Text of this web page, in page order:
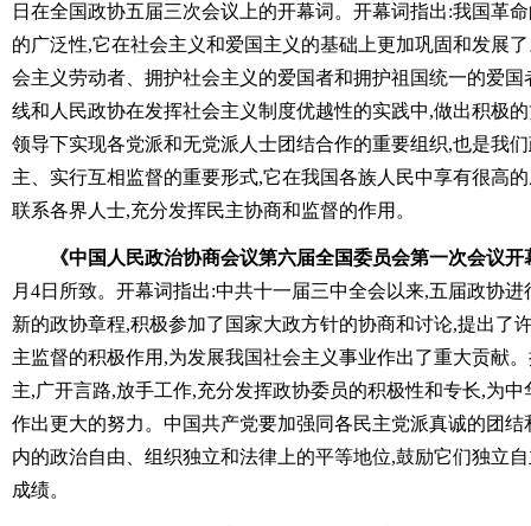
日在全国政协五届三次会议上的开幕词。开幕词指出:我国革
的广泛性,它在社会主义和爱国主义的基础上更加巩固和发展
会主义劳动者、拥护社会主义的爱国者和拥护祖国统一的爱
线和人民政协在发挥社会主义制度优越性的实践中,做出积极
领导下实现各党派和无党派人士团结合作的重要组织,也是我
主、实行互相监督的重要形式,它在我国各族人民中享有很高
联系各界人士,充分发挥民主协商和监督的作用。
《中国人民政治协商会议第六届全国委员会第一次会议开
月4日所致。开幕词指出:中共十一届三中全会以来,五届政协
新的政协章程,积极参加了国家大政方针的协商和讨论,提出了
主监督的积极作用,为发展我国社会主义事业作出了重大贡献
主,广开言路,放手工作,充分发挥政协委员的积极性和专长,为
作出更大的努力。中国共产党要加强同各民主党派真诚的团
内的政治自由、组织独立和法律上的平等地位,鼓励它们独立
成绩。